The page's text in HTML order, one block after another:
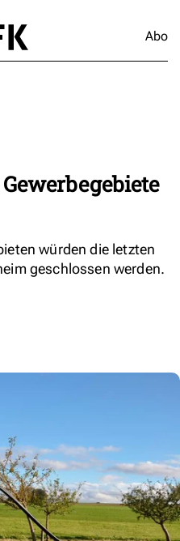
Abo
würden die letzten
geschlossen werden.